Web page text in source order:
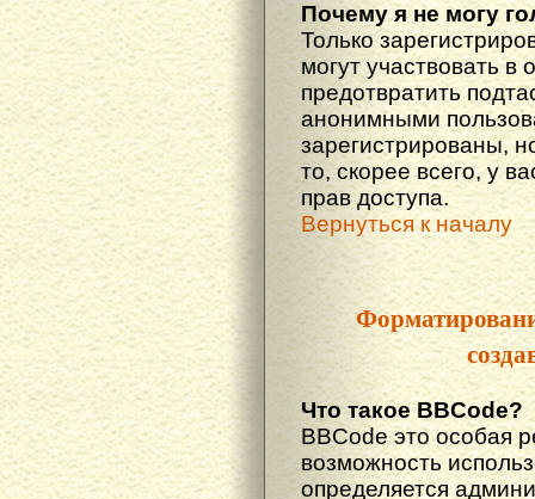
Почему я не могу
Только
могут участвовать в
предотвратить
анонимными
зарегистрированы,
то, скорее всего, у
прав доступа.
Вернуться к началу
Что такое BBCode?
BBCode это особая
возможность
определяется